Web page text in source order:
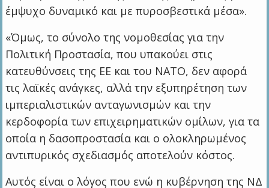
έμψυχο δυναμικό και με πυροσβεστικά μέσα».
«Όμως, το σύνολο της νομοθεσίας για την
Πολιτική Προστασία, που υπακούει στις
κατευθύνσεις της ΕΕ και του ΝΑΤΟ, δεν αφορά
τις λαϊκές ανάγκες, αλλά την εξυπηρέτηση των
ιμπεριαλιστικών ανταγωνισμών και την
κερδοφορία των επιχειρηματικών ομίλων, για τα
οποία η δασοπροστασία και ο ολοκληρωμένος
αντιπυρικός σχεδιασμός αποτελούν κόστος.
Αυτός είναι ο λόγος που ενώ η κυβέρνηση της ΝΔ